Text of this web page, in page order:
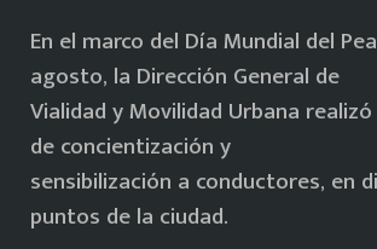
En el marco del Día Mundial del
agosto, la Dirección General de
Vialidad y Movilidad Urbana
de concientización y
sensibilización a conductores, en
puntos de la ciudad.